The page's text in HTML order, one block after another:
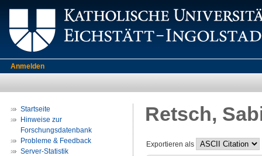
Anmelden
Startseite
Hinweise zur
Forschungsdatenbank
Probleme & Feedback
Server-Statistik
Retsch,
Exportieren als